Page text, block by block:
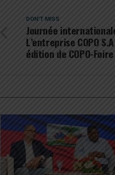
DON'T MISS
Journée
L’entreprise COPO
édition de COPO-